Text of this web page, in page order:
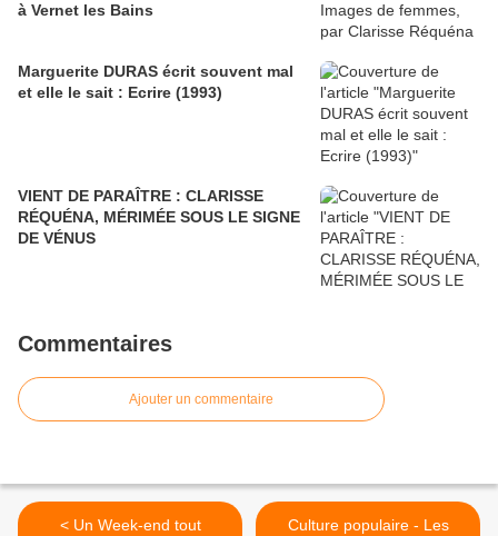
à Vernet les Bains
Marguerite DURAS écrit souvent mal
et elle le sait : Ecrire (1993)
VIENT DE PARAÎTRE : CLARISSE
RÉQUÉNA, MÉRIMÉE SOUS LE SIGNE
DE VÉNUS
Commentaires
Ajouter un commentaire
< Un Week-end tout
Culture populaire - Les